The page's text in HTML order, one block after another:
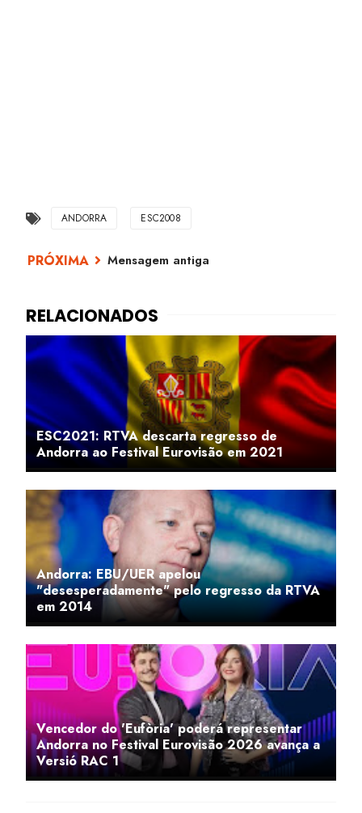
ANDORRA ESC2008
Mensagem antiga
ESC2021: RTVA descarta regresso de
Andorra ao Festival Eurovisão em 2021
Andorra: EBU/UER apelou
"desesperadamente" pelo regresso da RTVA
em 2014
Vencedor do 'Eufòria' poderá representar
Andorra no Festival Eurovisão 2026 avança a
Versió RAC 1